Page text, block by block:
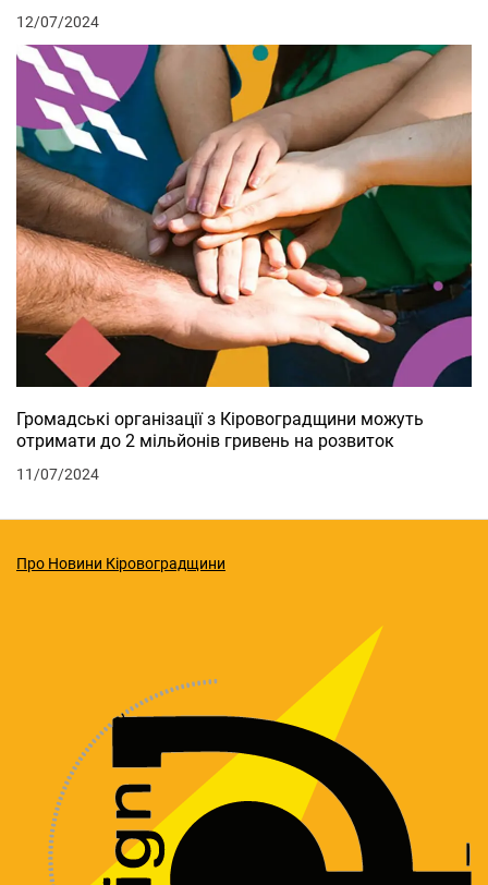
12/07/2024
Громадські організації з Кіровоградщини можуть
отримати до 2 мільйонів гривень на розвиток
11/07/2024
Про Новини Кіровоградщини